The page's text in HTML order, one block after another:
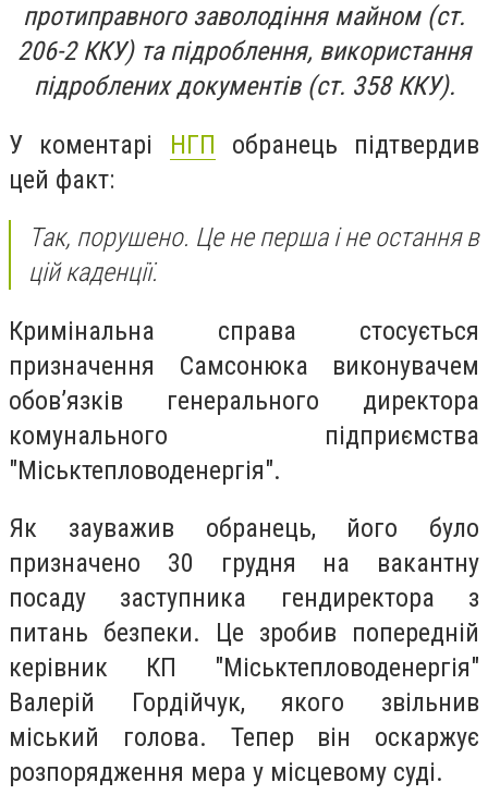
протиправного заволодіння майном (ст.
206-2 ККУ) та підроблення, використання
підроблених документів (ст. 358 ККУ).
У коментарі НГП обранець підтвердив
цей факт:
Так, порушено. Це не перша і не остання в
цій каденції.
Кримінальна справа стосується
призначення Самсонюка виконувачем
обов’язків генерального директора
комунального підприємства
"Міськтепловоденергія".
Як зауважив обранець, його було
призначено 30 грудня на вакантну
посаду заступника гендиректора з
питань безпеки. Це зробив попередній
керівник КП "Міськтепловоденергія"
Валерій Гордійчук, якого звільнив
міський голова. Тепер він оскаржує
розпорядження мера у місцевому суді.